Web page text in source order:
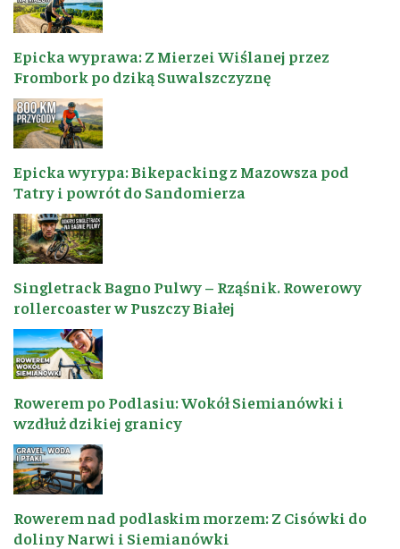
Epicka wyprawa: Z Mierzei Wiślanej przez
Frombork po dziką Suwalszczyznę
Epicka wyrypa: Bikepacking z Mazowsza pod
Tatry i powrót do Sandomierza
Singletrack Bagno Pulwy – Rząśnik. Rowerowy
rollercoaster w Puszczy Białej
Rowerem po Podlasiu: Wokół Siemianówki i
wzdłuż dzikiej granicy
Rowerem nad podlaskim morzem: Z Cisówki do
doliny Narwi i Siemianówki